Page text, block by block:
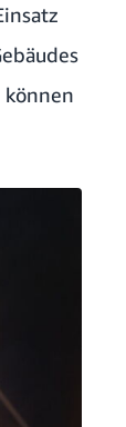
können